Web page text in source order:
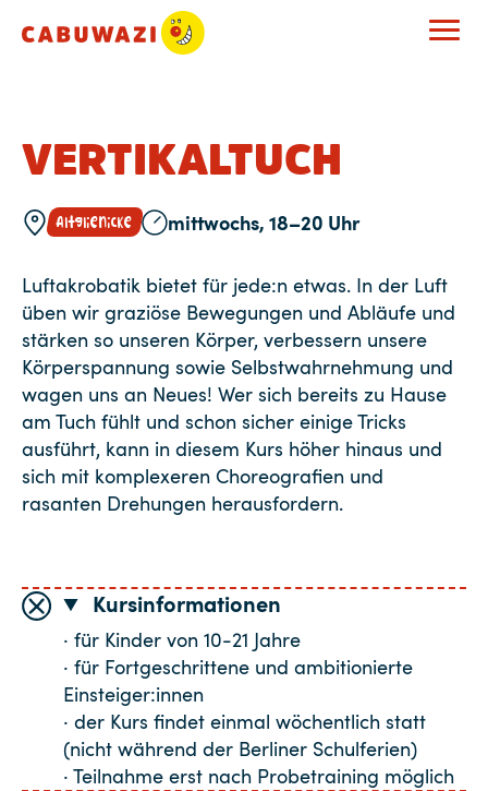
VERTIKALTUCH
Altglienicke mittwochs, 18–20 Uhr
Luftakrobatik bietet für jede:n etwas. In der Luft
üben wir graziöse Bewegungen und Abläufe und
stärken so unseren Körper, verbessern unsere
Körperspannung sowie Selbstwahrnehmung und
wagen uns an Neues! Wer sich bereits zu Hause
am Tuch fühlt und schon sicher einige Tricks
ausführt, kann in diesem Kurs höher hinaus und
sich mit komplexeren Choreografien und
rasanten Drehungen herausfordern.
Kursinformationen
· für Kinder von 10-21 Jahre
· für Fortgeschrittene und ambitionierte
Einsteiger:innen
· der Kurs findet einmal wöchentlich statt
(nicht während der Berliner Schulferien)
· Teilnahme erst nach Probetraining möglich